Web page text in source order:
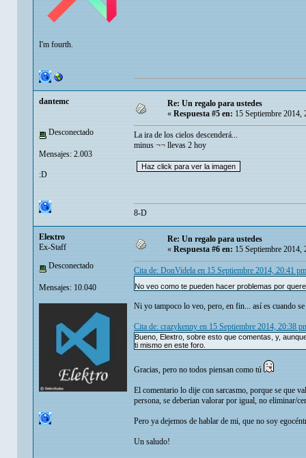
I'm fourth.
dantemc
Desconectado
Mensajes: 2.003
:D
Re: Un regalo para ustedes
« Respuesta #5 en: 15 Septiembre 2014,
La ira de los cielos descenderá...
minus ¬¬ llevas 2 hoy
8-D
Eleкtro
Ex-Staff
Desconectado
Mensajes: 10.040
Re: Un regalo para ustedes
«Respuesta #6 en:15 Septiembre 2014,
Cita de: DonVidela en 15 Septiembre 2014, 20:41 pm
No veo como te pueden hacer problemas por
Ni yo tampoco lo veo, pero, en fin... así es cuando
Cita de: crazykenny en 15 Septiembre 2014, 20:38
Bueno, Eleкtro, sobre esto que comentas, y,
ti mismo en este foro.
Gracias, pero no todos piensan como tú
El comentario lo dije con sarcasmo, porque se que
persona, se deberian valorar por igual, no eliminar/
Pero ya dejemos de hablar de mi, que no soy
Un saludo!